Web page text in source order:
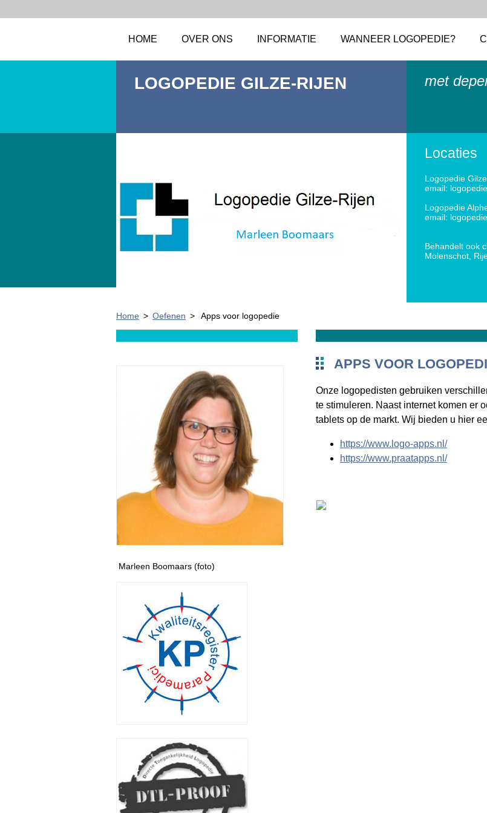
HOME OVER ONS INFORMATIE WANNEER LOGOPEDIE?
LOGOPEDIE GILZE-RIJEN met
Locaties
Logopedie
email:
Logopedie
email:
Behandelt ook
Molenschot,
Home > Oefenen > Apps voor logopedie
Marleen Boomaars (foto)
APPS VOOR
Onze logopedisten gebruiken
te stimuleren. Naast internet komen er
tablets op de markt. Wij bieden u hier
https://www.logo-apps.nl/
https://www.praatapps.nl/